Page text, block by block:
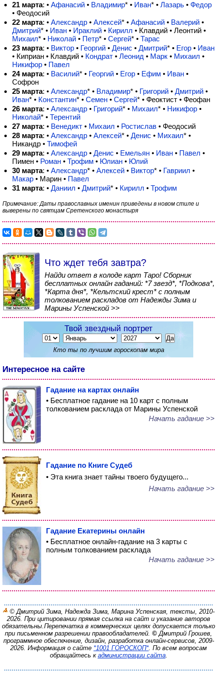
21 марта: • Афанасий • Владимир* • Иван* • Лазарь • Федор
• Феодосий
22 марта: • Александр • Алексей* • Афанасий • Валерий •
Дмитрий* • Иван • Ираклий • Кирилл • Клавдий • Леонтий •
Михаил* • Николай • Петр* • Сергей* • Тарас
23 марта: • Виктор • Георгий • Денис • Дмитрий* • Егор • Иван
• Киприан • Клавдий • Кондрат • Леонид • Марк • Михаил •
Никифор • Павел
24 марта: • Василий* • Георгий • Егор • Ефим • Иван •
Софрон
25 марта: • Александр* • Владимир* • Григорий • Дмитрий •
Иван* • Константин* • Семен • Сергей* • Феоктист • Феофан
26 марта: • Александр • Григорий* • Михаил* • Никифор •
Николай* • Терентий
27 марта: • Венедикт • Михаил • Ростислав • Феодосий
28 марта: • Александр • Алексей* • Денис • Михаил* •
Никандр • Тимофей
29 марта: • Александр • Денис • Емельян • Иван • Павел •
Пимен • Роман • Трофим • Юлиан • Юлий
30 марта: • Александр* • Алексей • Виктор* • Гавриил •
Макар • Марин • Павел
31 марта: • Даниил • Дмитрий* • Кирилл • Трофим
Примечание: Даты православных именин приведены в новом стиле и
выверены по святцам Сретенского монастыря
Что ждет тебя завтра?
Найди ответ в колоде карт Таро! Сборник
бесплатных онлайн гаданий: *7 звезд*, *Подкова*,
*Карта дня*, *Кельтский крест* с полным
толкованием раскладов от Надежды Зима и
Марины Успенской >>
Твой звездный портрет
Кто ты по лучшим гороскопам мира
Интересное на сайте
Гадание на картах онлайн
• Бесплатное гадание на 10 карт с полным
толкованием расклада от Марины Успенской
Начать гадание >>
Гадание по Книге Судеб
• Эта книга знает тайны твоего будущего...
Начать гадание >>
Гадание Екатерины онлайн
• Бесплатное онлайн-гадание на 3 карты с
полным толкованием расклада
Начать гадание >>
© Дмитрий Зима, Надежда Зима, Марина Успенская, тексты, 2010-
2026. При цитировании прямая ссылка на сайт и указание авторов
обязательны.Перепечатка в коммерческих целях допускается только
при письменном разрешении правообладателей. © Дмитрий Грошев,
программное обеспечение, дизайн, разработка онлайн-сервисов, 2009-
2026. Информация о сайте *1001 ГОРОСКОП*. По всем вопросам
обращайтесь к администрации сайта.